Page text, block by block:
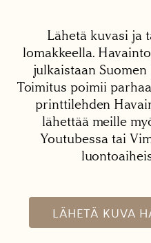
Lähetä kuvasi ja
lomakkeella.
julkaistaan
Toimitus poimii
printtilehden
lähettää meille
Youtubessa tai
LÄHETÄ KUVA